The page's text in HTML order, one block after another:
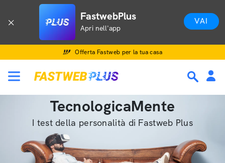
FastwebPlus
Apri nell'app
VAI
Offerta Fastweb per la tua casa
TecnologicaMente
I test della personalità di Fastweb Plus